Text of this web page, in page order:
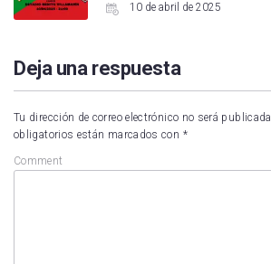
10 de abril de 2025
Deja una respuesta
Tu dirección de correo electrónico no será publicada.
obligatorios están marcados con *
Comment